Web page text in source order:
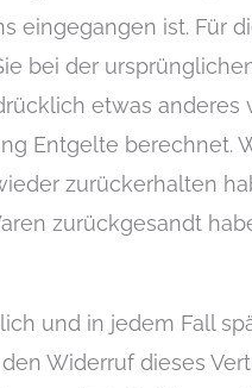
eingegangen ist. Für
bei der
etwas anderes
Entgelte berechnet.
zurückerhalten
zurückgesandt
und in jedem Fall
Widerruf dieses